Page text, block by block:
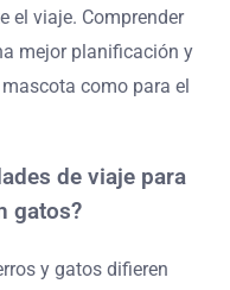
el viaje. Comprender
mejor planificación y
como para el
de viaje para
gatos?
y gatos difieren